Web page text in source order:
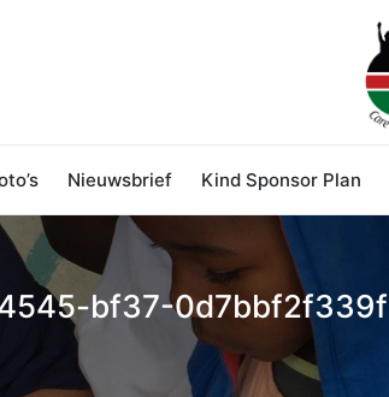
Nieuwsbrief Kind Sponsor Plan
bf37-0d7bbf2f339f